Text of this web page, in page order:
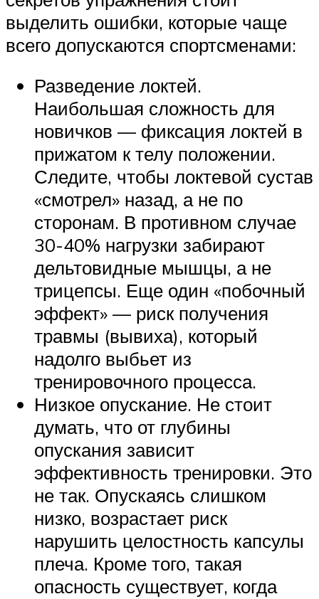
выделить ошибки, которые чаще
всего допускаются спортсменами:
Разведение локтей.
Наибольшая сложность для
новичков — фиксация локтей в
прижатом к телу положении.
Следите, чтобы локтевой сустав
«смотрел» назад, а не по
сторонам. В противном случае
30-40% нагрузки забирают
дельтовидные мышцы, а не
трицепсы. Еще один «побочный
эффект» — риск получения
травмы (вывиха), который
надолго выбьет из
тренировочного процесса.
Низкое опускание. Не стоит
думать, что от глубины
опускания зависит
эффективность тренировки. Это
не так. Опускаясь слишком
низко, возрастает риск
нарушить целостность капсулы
плеча. Кроме того, такая
опасность существует, когда